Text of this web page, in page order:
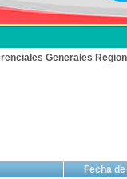
Generales
Fecha